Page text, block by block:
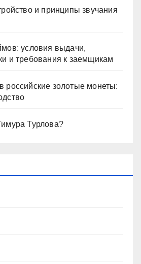
и принципы звучания
условия выдачи,
и требования к заемщикам
российские золотые монеты:
Турлова?